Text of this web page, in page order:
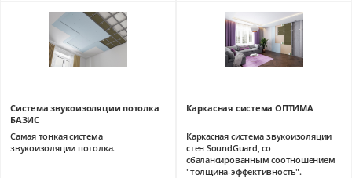
Система звукоизоляции потолка
БАЗИС
Самая тонкая система
звукоизоляции потолка.
Каркасная система ОПТИМА
Каркасная система звукоизоляции
стен SoundGuard, со
сбалансированным соотношением
"толщина-эффективность".